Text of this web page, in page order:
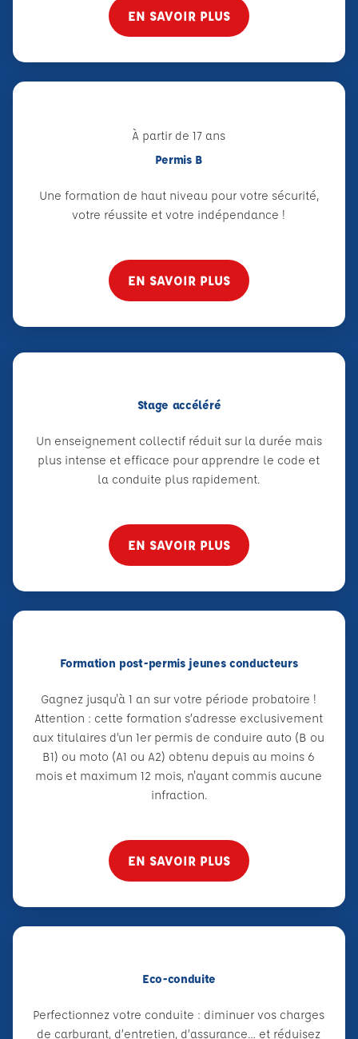
EN SAVOIR PLUS
À partir de 17 ans
Permis B
Une formation de haut niveau pour votre sécurité,
votre réussite et votre indépendance !
EN SAVOIR PLUS
Stage accéléré
Un enseignement collectif réduit sur la durée mais
plus intense et efficace pour apprendre le code et
la conduite plus rapidement.
EN SAVOIR PLUS
Formation post-permis jeunes conducteurs
Gagnez jusqu'à 1 an sur votre période probatoire !
Attention : cette formation s’adresse exclusivement
aux titulaires d’un 1er permis de conduire auto (B ou
B1) ou moto (A1 ou A2) obtenu depuis au moins 6
mois et maximum 12 mois, n'ayant commis aucune
infraction.
EN SAVOIR PLUS
Eco-conduite
Perfectionnez votre conduite : diminuer vos charges
de carburant, d’entretien, d’assurance… et réduisez